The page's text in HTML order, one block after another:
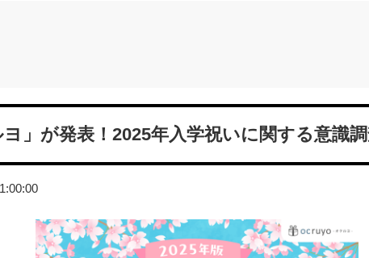
ヨ」が発表！2025年入学祝いに関する意識